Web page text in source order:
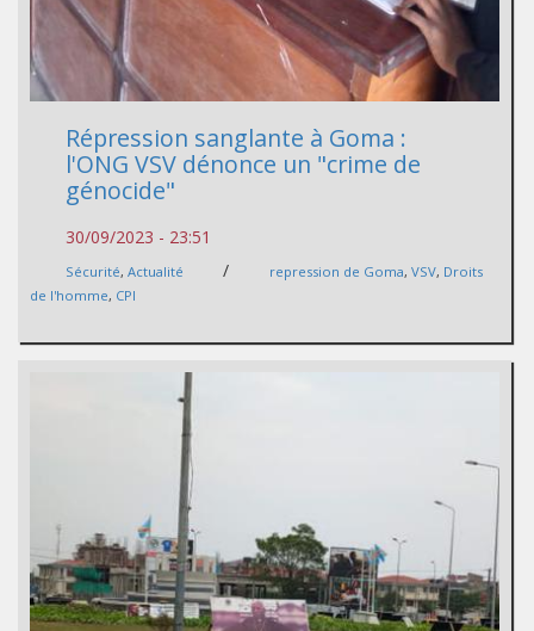
Répression sanglante à Goma :
l'ONG VSV dénonce un "crime de
génocide"
30/09/2023 - 23:51
Sécurité, Actualité / repression de Goma, VSV, Droits
de l'homme, CPI